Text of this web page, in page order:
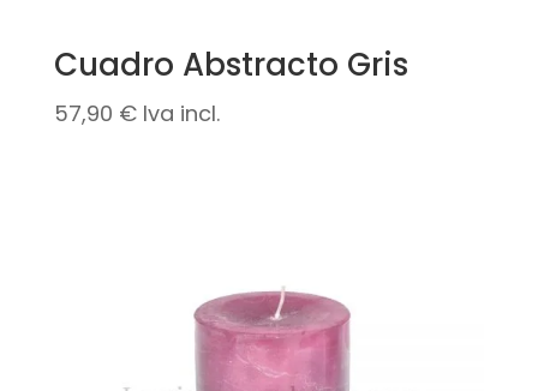
Cuadro Abstracto Gris
57,90 € Iva incl.